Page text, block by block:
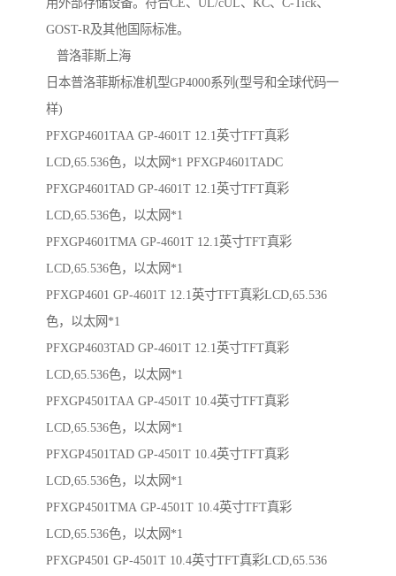
用外部存储设备。符合CE、UL/cUL、KC、C-Tick、
GOST-R及其他国际标准。
普洛菲斯上海
日本普洛菲斯标准机型GP4000系列(型号和全球代码一
样)
PFXGP4601TAA GP-4601T 12.1英寸TFT真彩
LCD,65.536色，以太网*1 PFXGP4601TADC
PFXGP4601TAD GP-4601T 12.1英寸TFT真彩
LCD,65.536色，以太网*1
PFXGP4601TMA GP-4601T 12.1英寸TFT真彩
LCD,65.536色，以太网*1
PFXGP4601 GP-4601T 12.1英寸TFT真彩LCD,65.536
色，以太网*1
PFXGP4603TAD GP-4601T 12.1英寸TFT真彩
LCD,65.536色，以太网*1
PFXGP4501TAA GP-4501T 10.4英寸TFT真彩
LCD,65.536色，以太网*1
PFXGP4501TAD GP-4501T 10.4英寸TFT真彩
LCD,65.536色，以太网*1
PFXGP4501TMA GP-4501T 10.4英寸TFT真彩
LCD,65.536色，以太网*1
PFXGP4501 GP-4501T 10.4英寸TFT真彩LCD,65.536